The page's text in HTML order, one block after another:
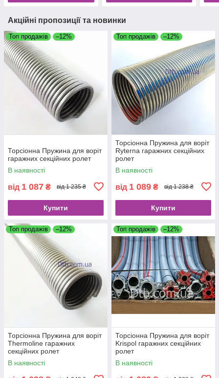
Акційні пропозиції та новинки
Топ продажів –12%
Торсіонна Пружина для воріт
гаражних секційних ролет
В наявності
від 1 087 ₴ від 1 235 ₴
Купити
Топ продажів –12%
Торсіонна Пружина для воріт
Ryterna гаражних секційних
ролет
В наявності
від 1 089 ₴ від 1 238 ₴
Купити
Топ продажів –12%
Торсіонна Пружина для воріт
Thermoline гаражних
секційних ролет
В наявності
Топ продажів –12%
Торсіонна Пружина для воріт
Krispol гаражних секційних
ролет
В наявності